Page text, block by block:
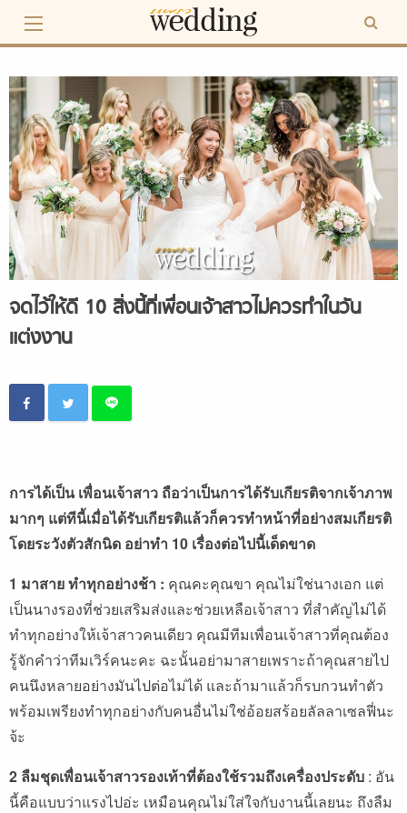
content
จดไว้ให้ดี 10 สิ่งนี้ที่เพื่อนเจ้าสาวไม่ควรทำในวัน
แต่งงาน
การได้เป็น เพื่อนเจ้าสาว ถือว่าเป็นการได้รับเกียรติจากเจ้าภาพ
มากๆ แต่ทีนี้เมื่อได้รับเกียรติแล้วก็ควรทำหน้าที่อย่างสมเกียรติ
โดยระวังตัวสักนิด อย่าทำ 10 เรื่องต่อไปนี้เด็ดขาด
1 มาสาย ทำทุกอย่างช้า : คุณคะคุณขา คุณไม่ใช่นางเอก แต่
เป็นนางรองที่ช่วยเสริมส่งและช่วยเหลือเจ้าสาว ที่สำคัญไม่ได้
ทำทุกอย่างให้เจ้าสาวคนเดียว คุณมีทีมเพื่อนเจ้าสาวที่คุณต้อง
รู้จักคำว่าทีมเวิร์คนะคะ ฉะนั้นอย่ามาสายเพราะถ้าคุณสายไป
คนนึงหลายอย่างมันไปต่อไม่ได้ และถ้ามาแล้วก็รบกวนทำตัว
พร้อมเพรียงทำทุกอย่างกับคนอื่นไม่ใช่อ้อยสร้อยลัลลาเซลฟี่นะ
จ้ะ
2 ลืมชุดเพื่อนเจ้าสาวรองเท้าที่ต้องใช้รวมถึงเครื่องประดับ : อัน
นี้คือแบบว่าแรงไปอ่ะ เหมือนคุณไม่ใส่ใจกับงานนี้เลยนะ ถึงลืม